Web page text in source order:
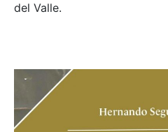
del Valle.